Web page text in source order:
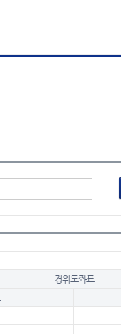
경위도좌표